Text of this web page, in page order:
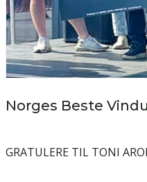
Norges Beste
GRATULERE TIL TONI